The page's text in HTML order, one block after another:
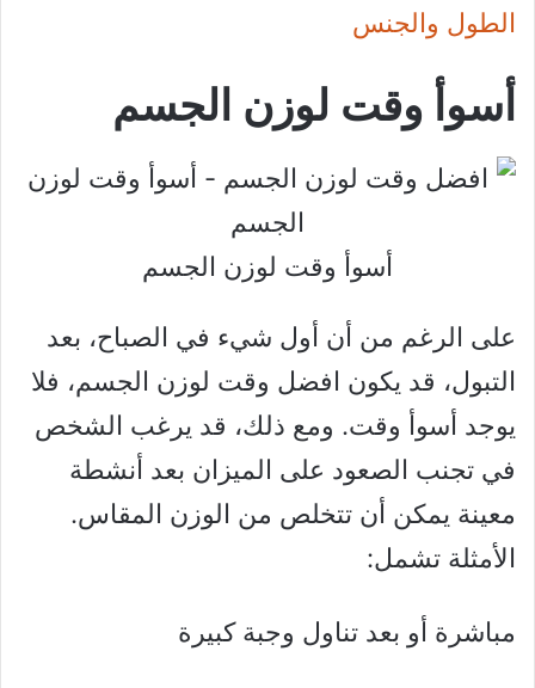
الطول والجنس
أسوأ وقت لوزن الجسم
أسوأ وقت لوزن الجسم
على الرغم من أن أول شيء في الصباح، بعد
التبول، قد يكون افضل وقت لوزن الجسم، فلا
يوجد أسوأ وقت. ومع ذلك، قد يرغب الشخص
في تجنب الصعود على الميزان بعد أنشطة
معينة يمكن أن تتخلص من الوزن المقاس.
الأمثلة تشمل:
مباشرة أو بعد تناول وجبة كبيرة